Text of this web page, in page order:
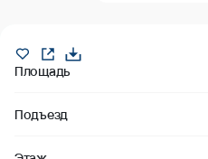
Площадь
Подъезд